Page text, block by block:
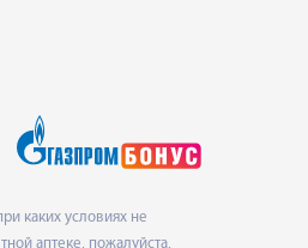
каких условиях не
аптеке, пожалуйста,